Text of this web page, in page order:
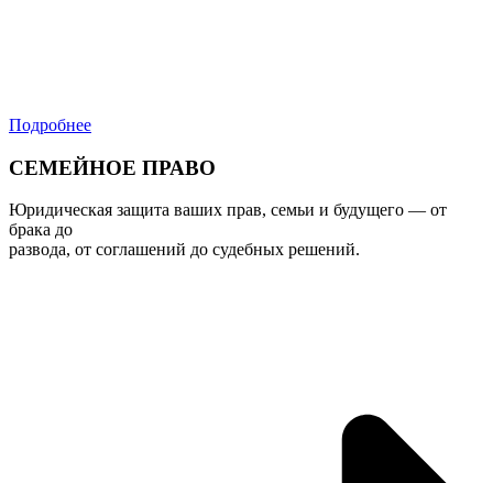
Подробнее
СЕМЕЙНОЕ ПРАВО
Юридическая защита ваших прав, семьи и будущего — от
брака до
развода, от соглашений до судебных решений.